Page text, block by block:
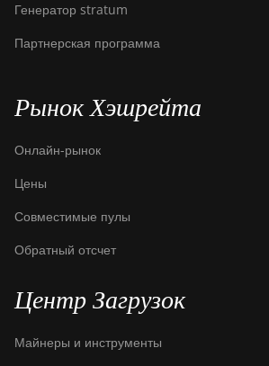
Генератор stratum
Партнерская программа
Рынок Хэшрейта
Онлайн-рынок
Цены
Совместимые пулы
Обратный отсчет
Центр Загрузок
Майнеры и инструменты